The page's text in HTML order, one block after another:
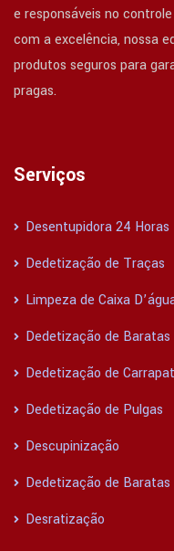
e responsáveis no
com a excelência, nossa
produtos seguros para
pragas.
Serviços
Desentupidora 24 Horas
Dedetização de Traças
Limpeza de Caixa
Dedetização de Baratas
Dedetização de
Dedetização de Pulgas
Descupinização
Dedetização de Baratas
Desratização